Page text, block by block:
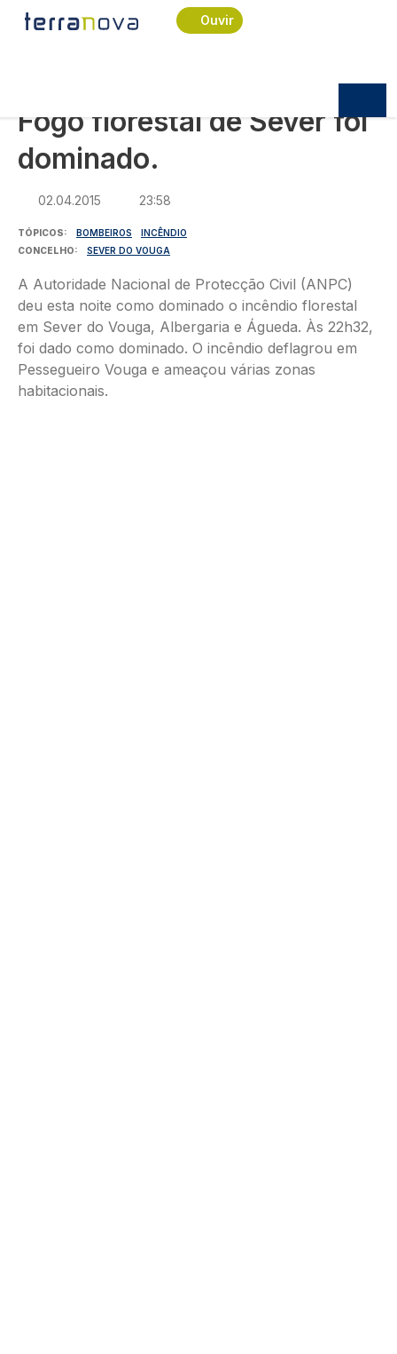
Passar para o conteúdo principal
Ouvir
Navegação estrutural
Início
Sociedade
Fogo florestal de Sever foi dominado.
Fogo florestal de Sever foi
dominado.
02.04.2015 23:58
TÓPICOS BOMBEIROS
INCÊNDIO
CONCELHO
SEVER DO VOUGA
A Autoridade Nacional de Protecção Civil (ANPC)
deu esta noite como dominado o incêndio florestal
em Sever do Vouga, Albergaria e Águeda. Às 22h32,
foi dado como dominado. O incêndio deflagrou em
Pessegueiro Vouga e ameaçou várias zonas
habitacionais.